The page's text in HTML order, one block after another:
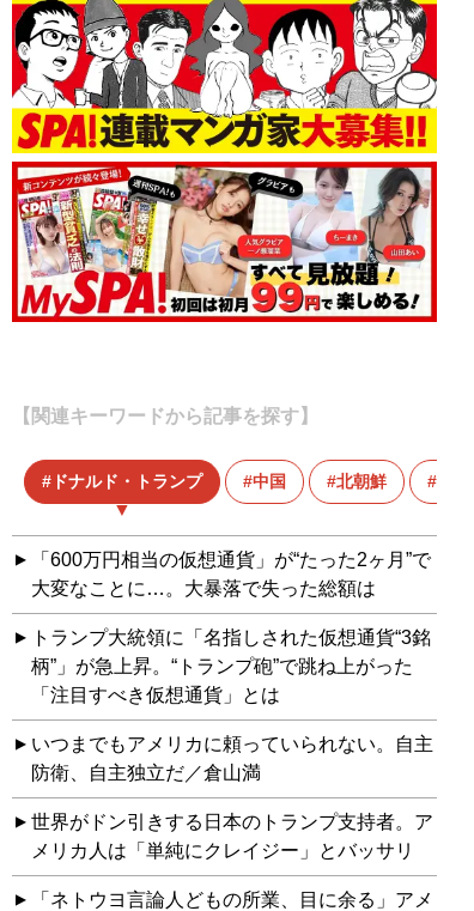
【関連キーワードから記事を探す】
ドナルド・トランプ 中国 北朝鮮
「600万円相当の仮想通貨」が“たった2ヶ月”で
大変なことに…。大暴落で失った総額は
トランプ大統領に「名指しされた仮想通貨“3銘
柄”」が急上昇。“トランプ砲”で跳ね上がった
「注目すべき仮想通貨」とは
いつまでもアメリカに頼っていられない。自主
防衛、自主独立だ／倉山満
世界がドン引きする日本のトランプ支持者。ア
メリカ人は「単純にクレイジー」とバッサリ
「ネトウヨ言論人どもの所業、目に余る」アメ